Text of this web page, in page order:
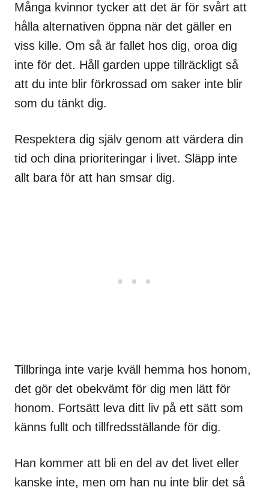
Många kvinnor tycker att det är för svårt att
hålla alternativen öppna när det gäller en
viss kille. Om så är fallet hos dig, oroa dig
inte för det. Håll garden uppe tillräckligt så
att du inte blir förkrossad om saker inte blir
som du tänkt dig.
Respektera dig själv genom att värdera din
tid och dina prioriteringar i livet. Släpp inte
allt bara för att han smsar dig.
Tillbringa inte varje kväll hemma hos honom,
det gör det obekvämt för dig men lätt för
honom. Fortsätt leva ditt liv på ett sätt som
känns fullt och tillfredsställande för dig.
Han kommer att bli en del av det livet eller
kanske inte, men om han nu inte blir det så